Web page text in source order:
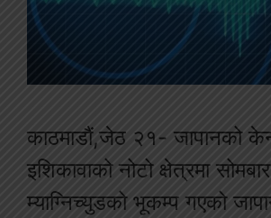
काठमाडौं,जेठ २१- जापानको
इशिकावाको नोटो क्षेत्रमा
म्याग्निच्युडको भूकम्प गएको